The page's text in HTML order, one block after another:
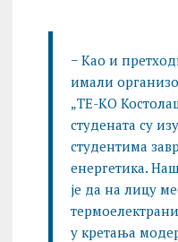
− Као и
имали
„ТЕ-КО
студената су
студентима
енергетика.
је да на лицу
у кретања